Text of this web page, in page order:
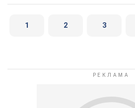
1 2 3